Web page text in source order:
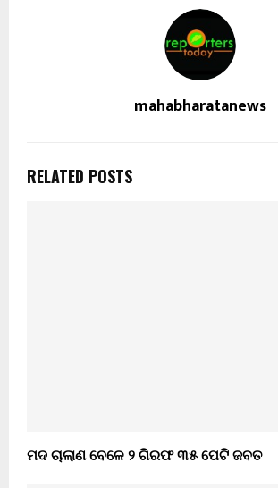
mahabharatanews
RELATED POSTS
ମଦ ଚାଲାଣ ବେଳେ ୨ ଗିରଫ ୩୫ ପେଟି ଜବତ